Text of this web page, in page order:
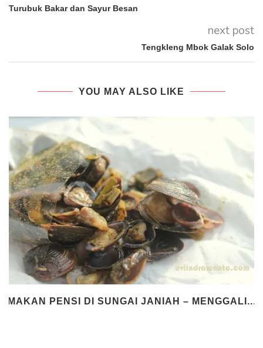
Turubuk Bakar dan Sayur Besan
next post
Tengkleng Mbok Galak Solo
YOU MAY ALSO LIKE
MAKAN PENSI DI SUNGAI JANIAH – MENGGALI...